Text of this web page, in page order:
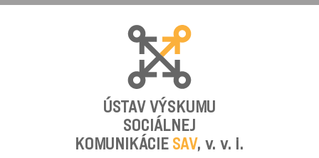
ÚSTAV VÝSKUMU
SOCIÁLNEJ
KOMUNIKÁCIE SAV, v. v. i.